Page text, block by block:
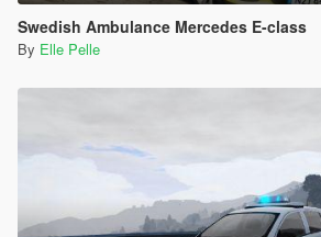
Swedish Ambulance Mercedes E-class
By Elle Pelle